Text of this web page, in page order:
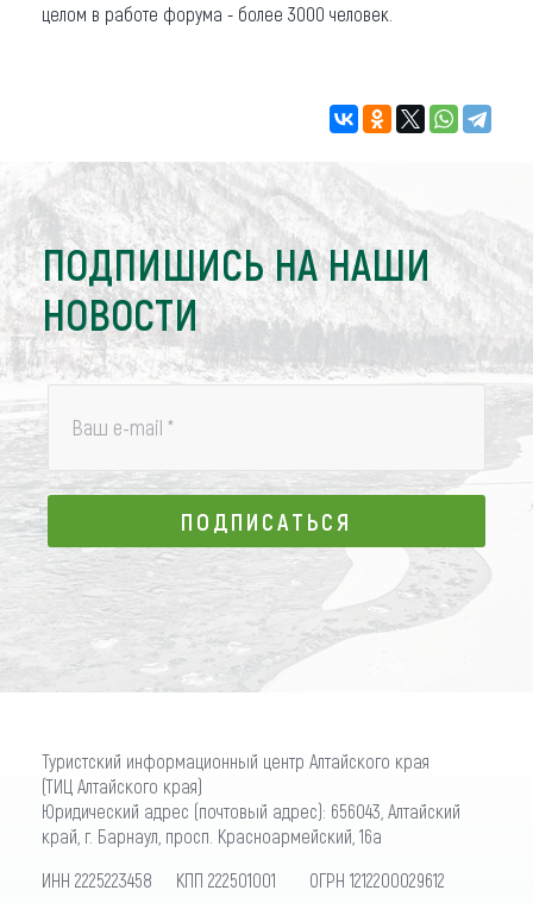
целом в работе форума - более 3000 человек.
ПОДПИШИСЬ НА НАШИ
НОВОСТИ
Ваш e-mail *
ПОДПИСАТЬСЯ
ПОДПИСАТЬСЯ
Туристский информационный центр Алтайского края
(ТИЦ Алтайского края)
Юридический адрес (почтовый адрес): 656043, Алтайский
край, г. Барнаул, просп. Красноармейский, 16а
ИНН 2225223458 КПП 222501001 ОГРН 1212200029612